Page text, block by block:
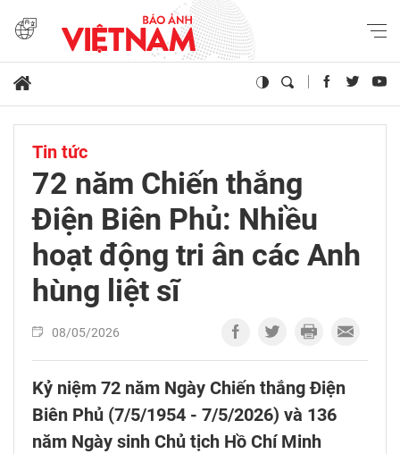
Tin tức
72 năm Chiến thắng
Điện Biên Phủ: Nhiều
hoạt động tri ân các Anh
hùng liệt sĩ
08/05/2026
Kỷ niệm 72 năm Ngày Chiến thắng Điện
Biên Phủ (7/5/1954 - 7/5/2026) và 136
năm Ngày sinh Chủ tịch Hồ Chí Minh